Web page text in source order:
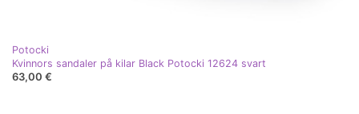
Potocki
Kvinnors sandaler på kilar Black Potocki 12624 svart
63,00 €